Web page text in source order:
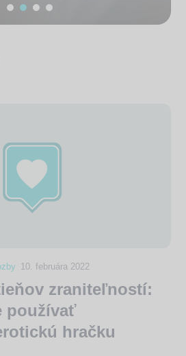
10. februára 2022
zraniteľností:
používať
hračku